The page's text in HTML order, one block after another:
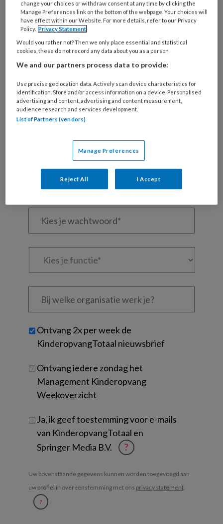
Laatst
REGISTREREN
Wil je dit artikel lezen?
Maak gratis een account aan en lees 2
artikelen gratis per maand
Wat
Kies
Kies
Bij
welke
je?
Untitled
Ontvang 2x per week de
KinderopvangTotaal nieuwsbrief
Ontvang iedere zondag het
Management Kinderopvang
Weekoverzicht
Ja, ik geef toestemming voor e-mails
van KinderopvangTotaal en
Springer Media B.V.
?
Uw bovenstaande gegevens kunnen worden toegevoegd aan
uw profiel in overeenstemming met ons privacy statement.
?
change your choices or withdraw consent at any time by clicking the
Manage Preferences link on the bottom of the webpage. Your choices will
have effect within our Website. For more details, refer to our Privacy
Policy. Privacy Statement
Would you rather not? Then we only place essential and statistical
cookies, these do not record any data about you as a person
We and our partners process data to provide:
Use precise geolocation data. Actively scan device characteristics for
identification. Store and/or access information on a device. Personalised
advertising and content, advertising and content measurement,
audience research and services development.
List of Partners (vendors)
Manage Preferences
Reject All I Accept